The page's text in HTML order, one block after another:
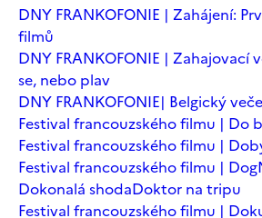
DNY FRANKOFONIE | Zahájení:
filmů
DNY FRANKOFONIE | Zahajovací
se, nebo plav
DNY FRANKOFONIE| Belgický
Festival francouzského filmu | Do
Festival francouzského filmu |
Festival francouzského filmu |
Dokonalá shodaDoktor na tripu
Festival francouzského filmu |